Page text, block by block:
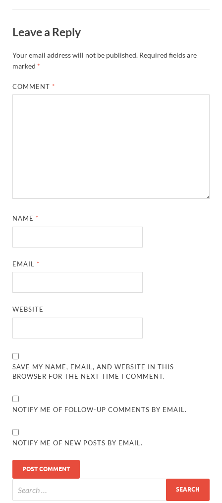
Leave a Reply
Your email address will not be published. Required fields are
marked *
COMMENT *
NAME *
EMAIL *
WEBSITE
SAVE MY NAME, EMAIL, AND WEBSITE IN THIS
BROWSER FOR THE NEXT TIME I COMMENT.
NOTIFY ME OF FOLLOW-UP COMMENTS BY EMAIL.
NOTIFY ME OF NEW POSTS BY EMAIL.